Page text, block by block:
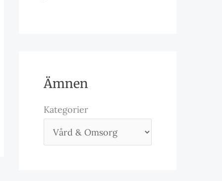
Ämnen
Kategorier